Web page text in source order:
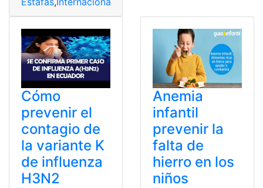
Cómo
prevenir el
contagio de
la variante K
de influenza
H3N2
Anemia
infantil
prevenir la
falta de
hierro en los
niños